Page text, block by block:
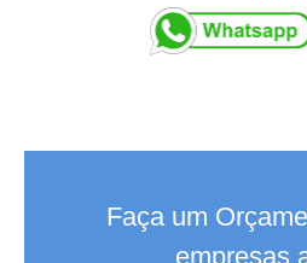
Faça um
empresas